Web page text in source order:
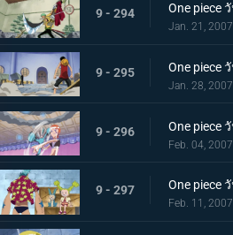
9 - 294
Jan. 21, 2007
9 - 295
Jan. 28, 2007
9 - 296
Feb. 04, 2007
9 - 297
Feb. 11, 2007